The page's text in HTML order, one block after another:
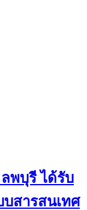
พบุรี ได้รับ
บสารสนเทศ